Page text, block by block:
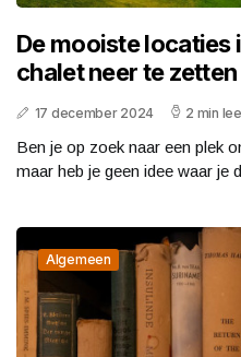
De mooiste locaties
chalet neer te zetten
17 december 2024 2 min
Ben je op zoek naar een plek
maar heb je geen idee waar je
Algemeen